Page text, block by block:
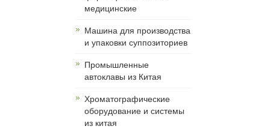
медицинские
Машина для производства
и упаковки суппозиториев
Промышленные
автоклавы из Китая
Хроматографические
оборудование и системы
из китая